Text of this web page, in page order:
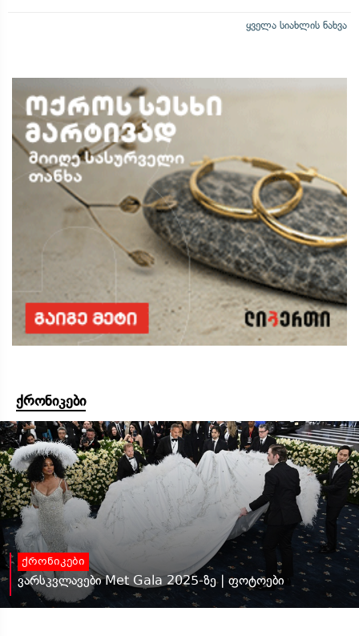
ყველა სიახლის ნახვა
ქრონიკები
ქრონიკები
ვარსკვლავები Met Gala 2025-ზე | ფოტოები